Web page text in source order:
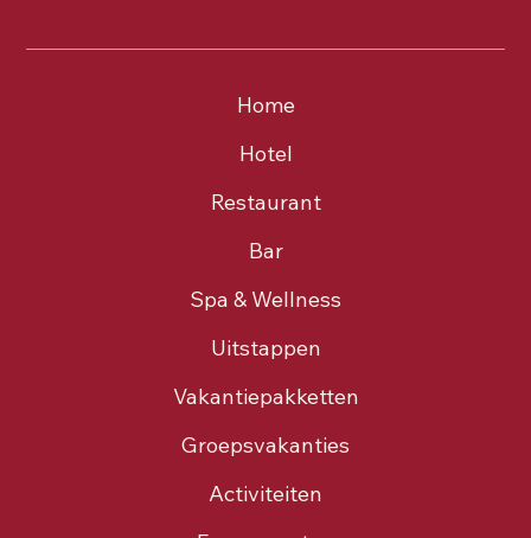
Home
Hotel
Restaurant
Bar
Spa & Wellness
Uitstappen
Vakantiepakketten
Groepsvakanties
Activiteiten